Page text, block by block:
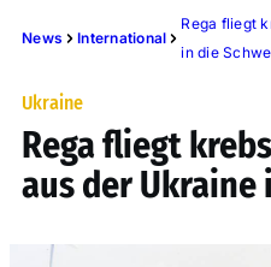
News International
Rega fliegt
in die
Ukraine
Rega fliegt
aus der Ukraine